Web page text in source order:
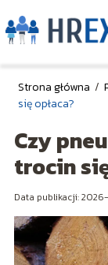
Strona główna /
się opłaca?
Czy
trocin
Data publikacji: